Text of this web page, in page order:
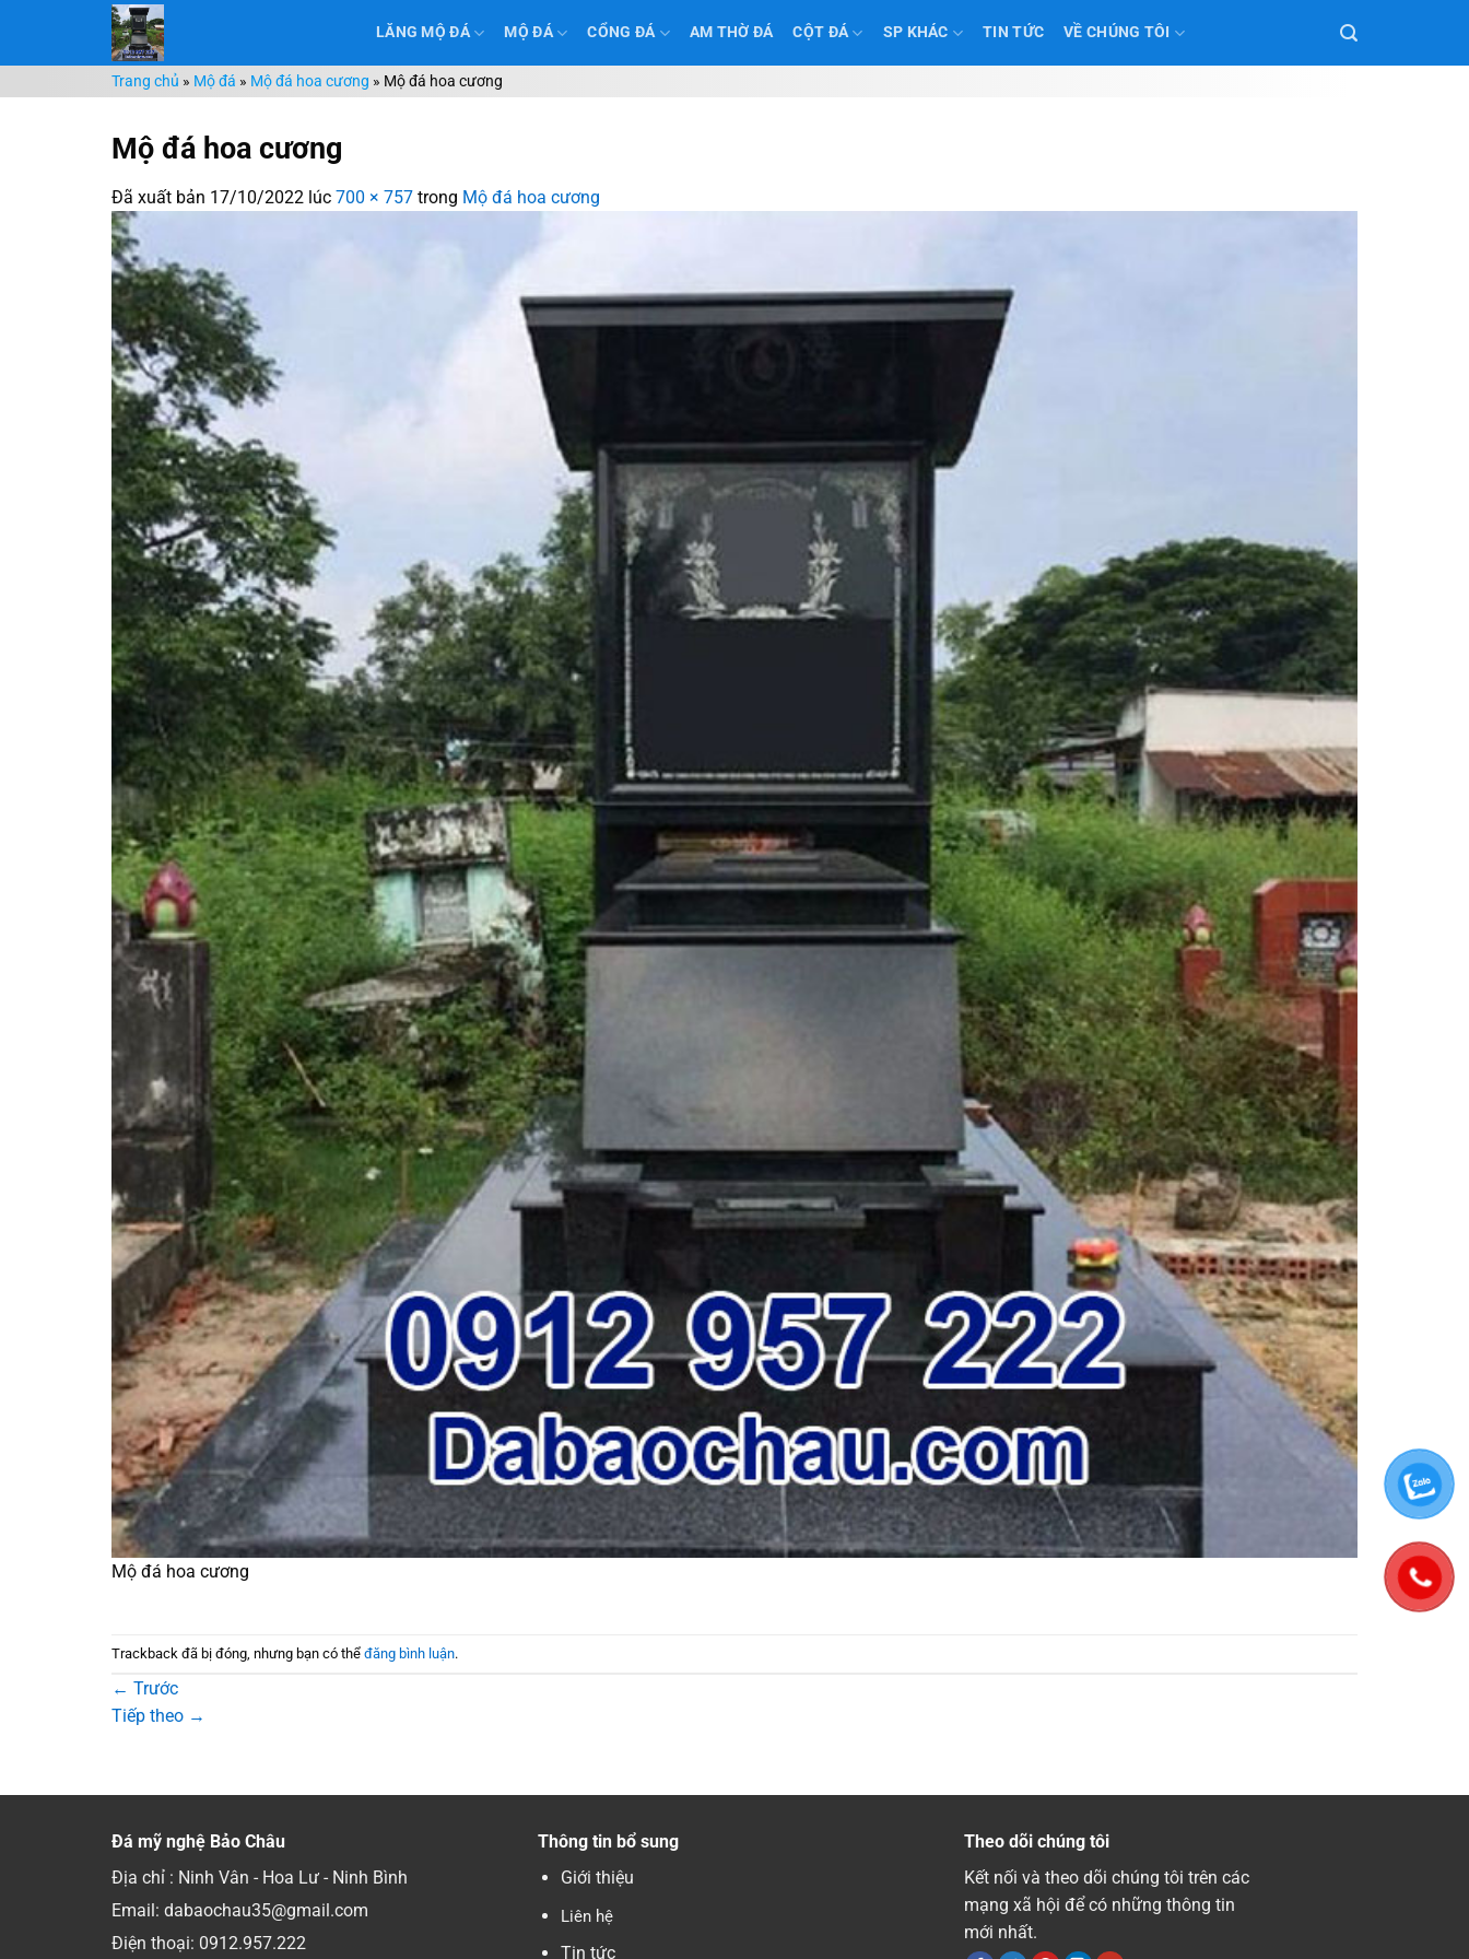
nội
dung
LĂNG MỘ ĐÁ MỘ ĐÁ CỔNG ĐÁ AM THỜ ĐÁ CỘT ĐÁ SP KHÁC TIN TỨC VỀ CHÚNG TÔI
Trang chủ » Mộ đá » Mộ đá hoa cương » Mộ đá hoa cương
Mộ đá hoa cương
Đã xuất bản 17/10/2022 lúc 700 × 757 trong Mộ đá hoa cương
Mộ đá hoa cương
Trackback đã bị đóng, nhưng bạn có thể đăng bình luận.
← Trước
Tiếp theo →
Đá mỹ nghệ Bảo Châu
Địa chỉ : Ninh Vân - Hoa Lư - Ninh Bình
Email: dabaochau35@gmail.com
Điện thoại: 0912.957.222
Thông tin bổ sung
Giới thiệu
Liên hệ
Tin tức
Theo dõi chúng tôi
Kết nối và theo dõi chúng tôi trên các
mạng xã hội để có những thông tin
mới nhất.